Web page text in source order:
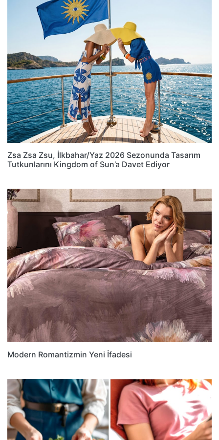
Zsa Zsa Zsu, İlkbahar/Yaz 2026 Sezonunda Tasarım
Tutkunlarını Kingdom of Sun’a Davet Ediyor
Modern Romantizmin Yeni İfadesi